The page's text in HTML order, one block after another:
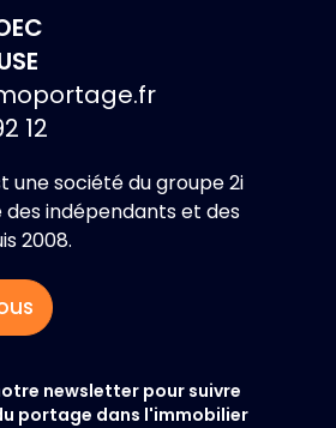
12
une société du groupe 2i
des indépendants et des
2008.
newsletter pour suivre
portage dans l'immobilier